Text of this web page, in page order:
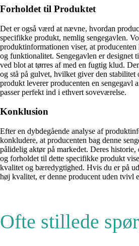
Forholdet til Produktet
Det er også værd at nævne, hvordan
specifikke produkt, nemlig sengegavlen.
produktinformationen viser, at
og funktionalitet. Sengegavlen er designet
ved blot at tørres af med en fugtig klud.
og stå på gulvet, hvilket giver den stabilitet
produkt leverer producenten en sengegavl
passer perfekt ind i ethvert soveværelse.
Konklusion
Efter en dybdegående analyse af
konkludere, at producenten bag denne
pålidelig aktør på markedet. Deres
og forholdet til dette specifikke produkt
kvalitet og bæredygtighed. Hvis du er på
høj kvalitet, er denne producent uden tvivl
Ofte stillede